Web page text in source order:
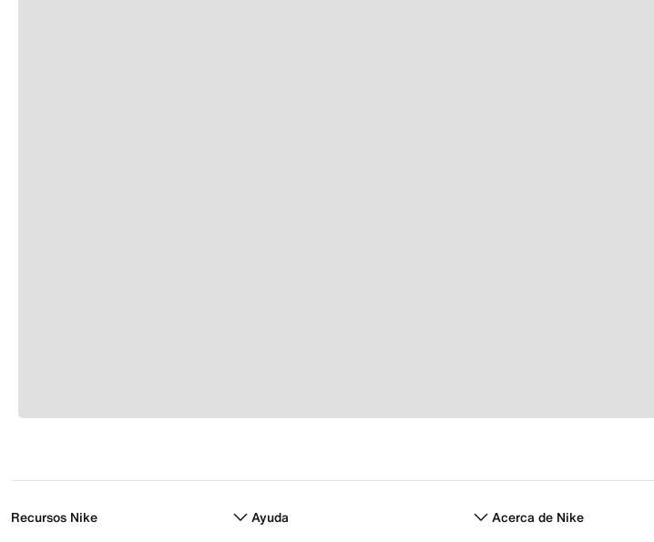
Recursos Nike Ayuda Acerca de Nike